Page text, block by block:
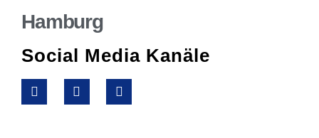
Hamburg
Social Media Kanäle